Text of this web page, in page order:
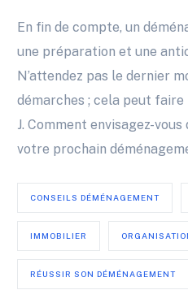
En fin de compte, un
une préparation et une
N’attendez pas le dernier
démarches ; cela peut
J. Comment envisagez-
votre prochain
CONSEILS DÉMÉNAGEMENT
IMMOBILIER
RÉUSSIR SON DÉMÉNAGEMENT